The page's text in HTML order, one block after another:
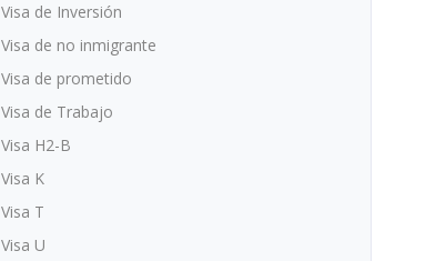
Visa de Inversión
Visa de no inmigrante
Visa de prometido
Visa de Trabajo
Visa H2-B
Visa K
Visa T
Visa U